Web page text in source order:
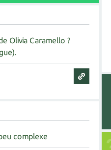
Olivia Caramello ?
complexe